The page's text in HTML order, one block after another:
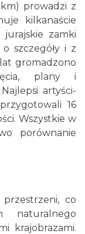
km) prowadzi z
kilkanaście
zamki
szczegóły i z
gromadzono
plany i
artyści-
16
Wszystkie w
porównanie
co
naturalnego
krajobrazami.